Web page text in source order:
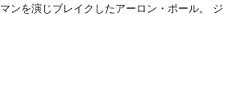
ンを演じブレイクしたアーロン・ポール。 ジ